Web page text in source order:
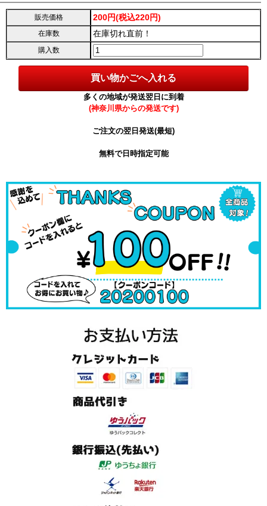
販売価格 200円(税込220円)
在庫数 在庫切れ直前！
購入数
多くの地域が発送翌日に到着
(神奈川県からの発送です)
ご注文の翌日発送(最短)
無料で日時指定可能